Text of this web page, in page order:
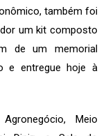
também foi
um kit composto
de um memorial
e entregue hoje à
Meio